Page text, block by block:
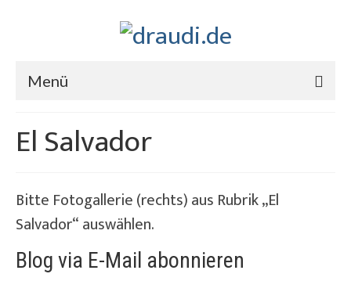
Menü
El Salvador
Bitte Fotogallerie (rechts) aus Rubrik „El
Salvador“ auswählen.
Blog via E-Mail abonnieren